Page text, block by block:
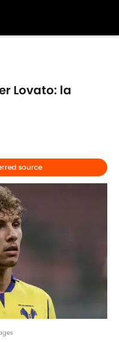
Lovato: la
source